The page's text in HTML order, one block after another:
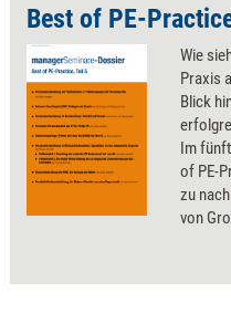
Best of PE-
Wie
Praxis
Blick
Im
of PE-
zu
von